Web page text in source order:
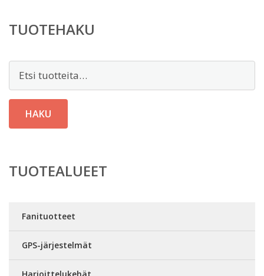
TUOTEHAKU
Etsi:
HAKU
TUOTEALUEET
Fanituotteet
GPS-järjestelmät